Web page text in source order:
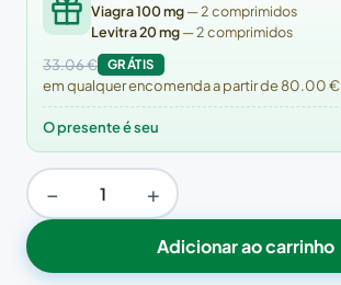
Viagra 100 mg— 2 comprimidos
Levitra 20 mg— 2 comprimidos
33.06 € GRÁTIS
em qualquer encomenda a partir de 80.00 €
O presente é seu
− +
Adicionar ao carrinho